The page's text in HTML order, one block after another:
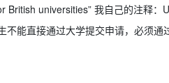
universities” 我自己的注释：
能直接通过大学提交申请，必须通